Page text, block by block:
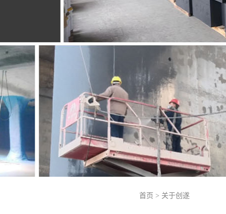
首页 > 关于创遂